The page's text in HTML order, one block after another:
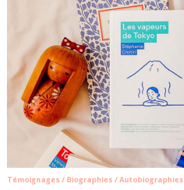
Témoignages / Biographies / Autobiographies